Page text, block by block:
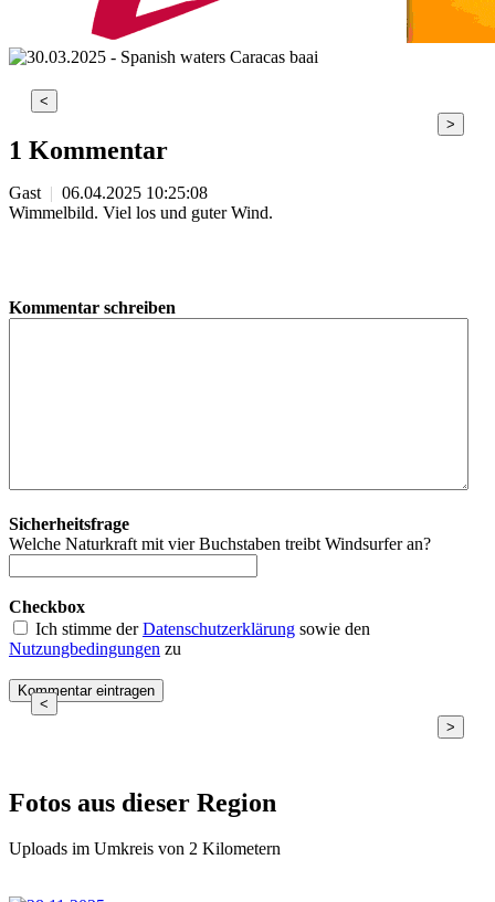
<
>
1 Kommentar
Gast | 06.04.2025 10:25:08
Wimmelbild. Viel los und guter Wind.
Kommentar schreiben
Sicherheitsfrage
Welche Naturkraft mit vier Buchstaben treibt Windsurfer an?
Checkbox
Ich stimme derDatenschutzerklärung sowie den
Nutzungbedingungen zu
<
>
Fotos aus dieser Region
Uploads im Umkreis von 2 Kilometern